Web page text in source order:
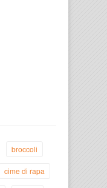
broccoli
cime di rapa